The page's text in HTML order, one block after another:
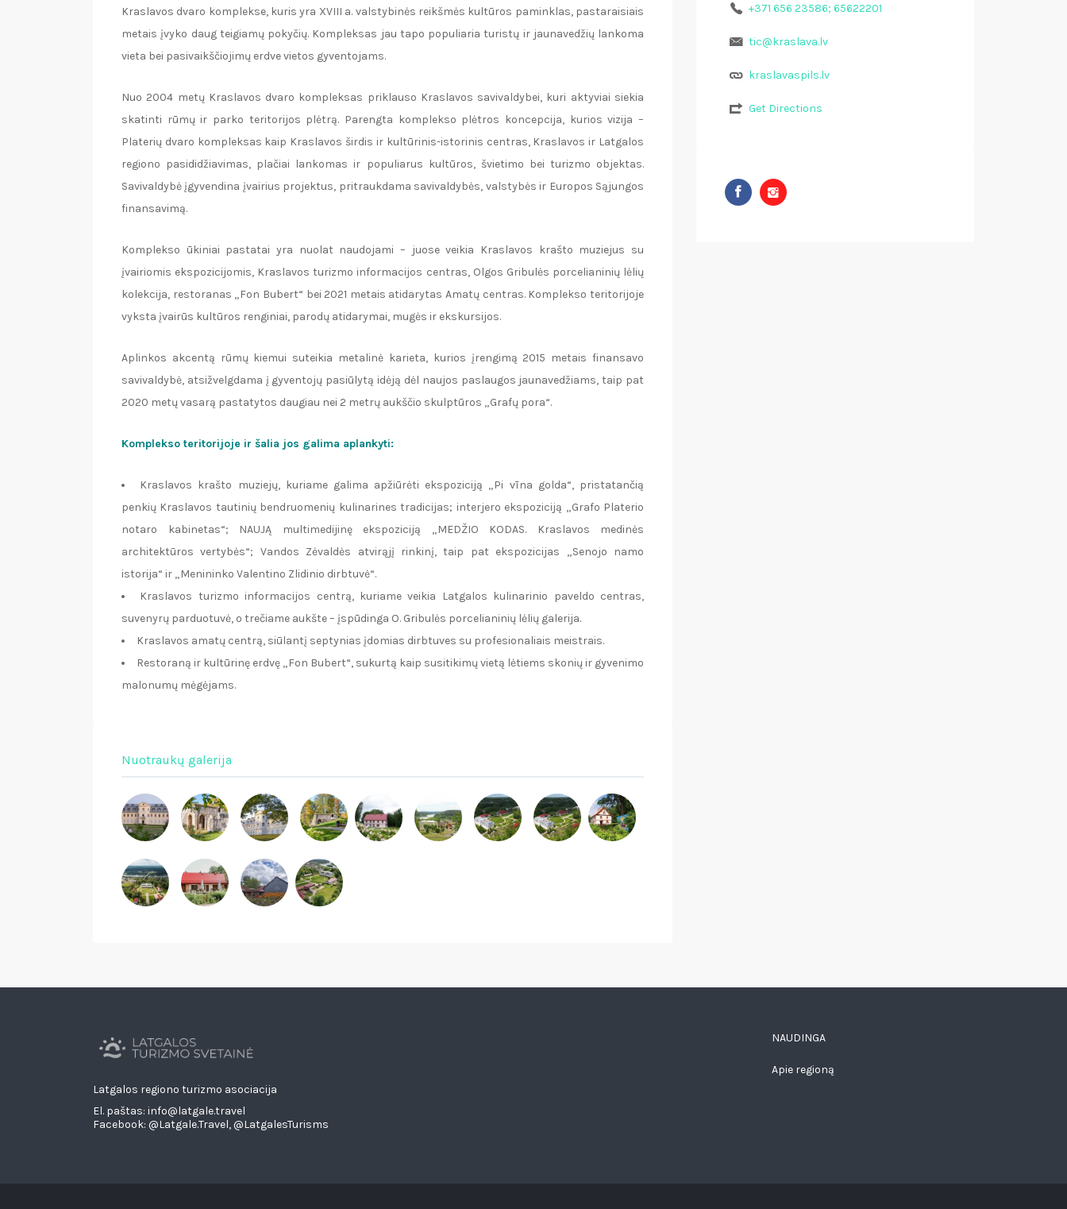
Kraslavos dvaro komplekse, kuris yra XVIII a. valstybinės reikšmės kultūros paminklas, pastaraisiais
metais įvyko daug teigiamų pokyčių. Kompleksas jau tapo populiaria turistų ir jaunavedžių lankoma
vieta bei pasivaikščiojimų erdve vietos gyventojams.
Nuo 2004 metų Kraslavos dvaro kompleksas priklauso Kraslavos savivaldybei, kuri aktyviai siekia
skatinti rūmų ir parko teritorijos plėtrą. Parengta komplekso plėtros koncepcija, kurios vizija –
Platerių dvaro kompleksas kaip Kraslavos širdis ir kultūrinis-istorinis centras, Kraslavos ir Latgalos
regiono pasididžiavimas, plačiai lankomas ir populiarus kultūros, švietimo bei turizmo objektas.
Savivaldybė įgyvendina įvairius projektus, pritraukdama savivaldybės, valstybės ir Europos Sąjungos
finansavimą.
Komplekso ūkiniai pastatai yra nuolat naudojami – juose veikia Kraslavos krašto muziejus su
įvairiomis ekspozicijomis, Kraslavos turizmo informacijos centras, Olgos Gribulės porcelianinių lėlių
kolekcija, restoranas „Fon Bubert“ bei 2021 metais atidarytas Amatų centras. Komplekso teritorijoje
vyksta įvairūs kultūros renginiai, parodų atidarymai, mugės ir ekskursijos.
Aplinkos akcentą rūmų kiemui suteikia metalinė karieta, kurios įrengimą 2015 metais finansavo
savivaldybė, atsižvelgdama į gyventojų pasiūlytą idėją dėl naujos paslaugos jaunavedžiams, taip pat
2020 metų vasarą pastatytos daugiau nei 2 metrų aukščio skulptūros „Grafų pora“.
Komplekso teritorijoje ir šalia jos galima aplankyti:
Kraslavos krašto muziejų, kuriame galima apžiūrėti ekspoziciją „Pi vīna golda“, pristatančią
penkių Kraslavos tautinių bendruomenių kulinarines tradicijas; interjero ekspoziciją „Grafo Platerio
notaro kabinetas“; NAUJĄ multimedijinę ekspoziciją „MEDŽIO KODAS. Kraslavos medinės
architektūros vertybės“; Vandos Zėvaldės atvirąjį rinkinį, taip pat ekspozicijas „Senojo namo
istorija“ ir „Menininko Valentino Zlidinio dirbtuvė“.
Kraslavos turizmo informacijos centrą, kuriame veikia Latgalos kulinarinio paveldo centras,
suvenyrų parduotuvė, o trečiame aukšte – įspūdinga O. Gribulės porcelianinių lėlių galerija.
Kraslavos amatų centrą, siūlantį septynias įdomias dirbtuves su profesionaliais meistrais.
Restoraną ir kultūrinę erdvę „Fon Bubert“, sukurtą kaip susitikimų vietą lėtiems skonių ir gyvenimo
malonumų mėgėjams.
Nuotraukų galerija
+371 656 23586; 65622201
tic@kraslava.lv
kraslavaspils.lv
Get Directions
Latgalos regiono turizmo asociacija
El. paštas: info@latgale.travel
Facebook: @Latgale.Travel, @LatgalesTurisms
NAUDINGA
Apie regioną